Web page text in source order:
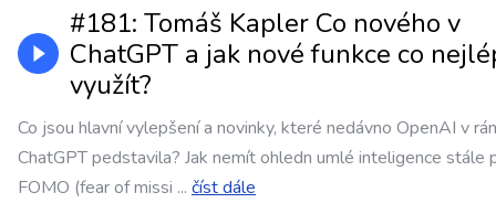
#181: Tomáš Kapler Co nového v
ChatGPT a jak nové funkce co
využít?
Co jsou hlavní vylepšení a novinky, které nedávno OpenAI v
ChatGPT pedstavila? Jak nemít ohledn umlé inteligence stále
FOMO (fear of missi ... číst dále